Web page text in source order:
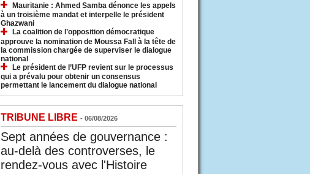
Mauritanie : Ahmed Samba dénonce les appels
à un troisième mandat et interpelle le président
Ghazwani
La coalition de l’opposition démocratique
approuve la nomination de Moussa Fall à la tête de
la commission chargée de superviser le dialogue
national
Le président de l’UFP revient sur le processus
qui a prévalu pour obtenir un consensus
permettant le lancement du dialogue national
TRIBUNE LIBRE - 06/08/2026
Sept années de gouvernance :
au-delà des controverses, le
rendez-vous avec l'Histoire